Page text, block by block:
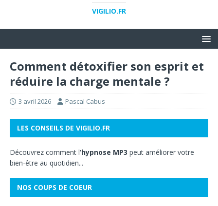
VIGILIO.FR
Comment détoxifier son esprit et
réduire la charge mentale ?
3 avril 2026 Pascal Cabus
LES CONSEILS DE VIGILIO.FR
Découvrez comment l'hypnose MP3 peut améliorer votre
bien-être au quotidien...
NOS COUPS DE COEUR